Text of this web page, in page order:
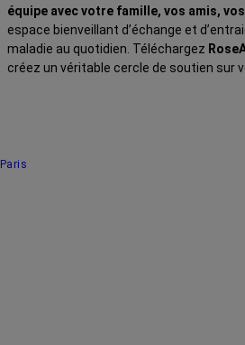
équipe avec votre famille, vos amis,
espace bienveillant d’échange et
maladie au quotidien. Téléchargez
créez un véritable cercle de soutien sur
Paris